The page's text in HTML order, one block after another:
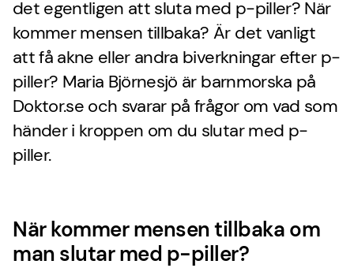
det egentligen att sluta med p-piller? När
kommer mensen tillbaka? Är det vanligt
att få akne eller andra biverkningar efter p-
piller? Maria Björnesjö är barnmorska på
Doktor.se och svarar på frågor om vad som
händer i kroppen om du slutar med p-
piller.
När kommer mensen tillbaka om
man slutar med p-piller?